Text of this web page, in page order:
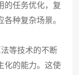
的任务优化，复
种复杂场景。
等技术的不断
化的能力。这使